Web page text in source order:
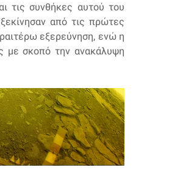
τις συνθήκες αυτού του
από τις πρώτες
εξερεύνηση, ενώ η
με σκοπό την ανακάλυψη